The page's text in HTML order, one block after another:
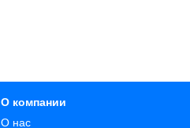
О компании
О нас